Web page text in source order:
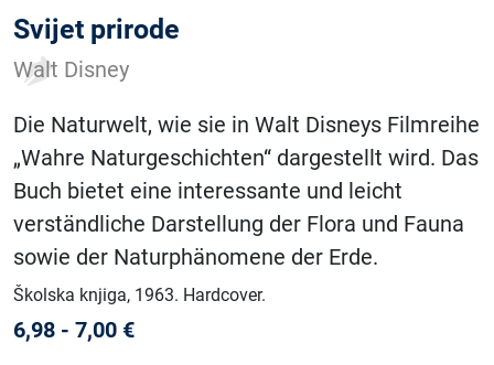
Svijet prirode
Walt Disney
Die Naturwelt, wie sie in Walt Disneys Filmreihe
„Wahre Naturgeschichten“ dargestellt wird. Das
Buch bietet eine interessante und leicht
verständliche Darstellung der Flora und Fauna
sowie der Naturphänomene der Erde.
Školska knjiga, 1963. Hardcover.
6,98 - 7,00 €